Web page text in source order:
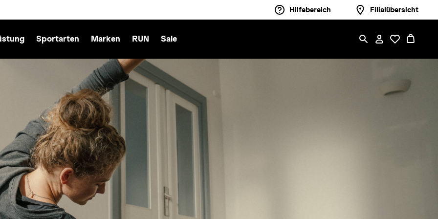
Hilfebereich Filialübersicht
Sportarten Marken RUN Sale